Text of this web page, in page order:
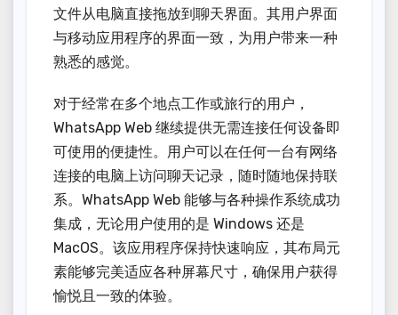
文件从电脑直接拖放到聊天界面。其用户界面
与移动应用程序的界面一致，为用户带来一种
熟悉的感觉。
对于经常在多个地点工作或旅行的用户，
WhatsApp Web 继续提供无需连接任何设备即
可使用的便捷性。用户可以在任何一台有网络
连接的电脑上访问聊天记录，随时随地保持联
系。WhatsApp Web 能够与各种操作系统成功
集成，无论用户使用的是 Windows 还是
MacOS。该应用程序保持快速响应，其布局元
素能够完美适应各种屏幕尺寸，确保用户获得
愉悦且一致的体验。